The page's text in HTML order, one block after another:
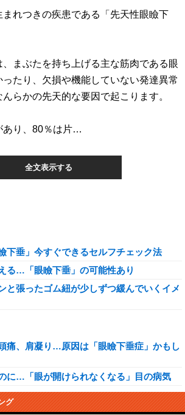
れつきの疾患である「先天性眼瞼下
まぶたを持ち上げる主な筋肉である眼
たり、欠損や機能していない発達異常
らかの先天的な要因で起こります。
り、80％は片…
全文表示する
下垂」今すぐできるセルフチェック法
る…「眼瞼下垂」の可能性あり
と張ったゴム紐が少しずつ緩んでいくイメ
痛、肩凝り…原因は「眼瞼下垂症」かもし
に…「眼が開けられなくなる」目の病気
グ